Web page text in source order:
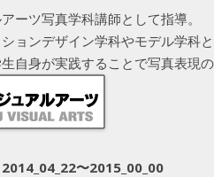
ーツ写真学科講師として指導。
ョンデザイン学科やモデル学科
自身が実践することで写真表現
〜2015_00_00